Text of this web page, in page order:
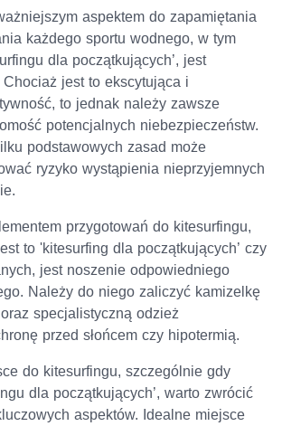
aspektem do zapamiętania
każdego sportu wodnego, w tym
dla początkujących’, jest
jest to ekscytująca i
to jednak należy zawsze
potencjalnych niebezpieczeństw.
podstawowych zasad może
ryzyko wystąpienia nieprzyjemnych
przygotowań do kitesurfingu,
to 'kitesurfing dla początkujących’ czy
jest noszenie odpowiedniego
Należy do niego zaliczyć kamizelkę
specjalistyczną odzież
przed słońcem czy hipotermią.
do kitesurfingu, szczególnie gdy
dla początkujących’, warto zwrócić
aspektów. Idealne miejsce